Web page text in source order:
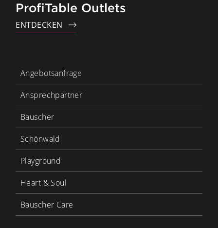
ProfiTable Outlets
ENTDECKEN
Angebotsanfrage
Ansprechpartner
Bauscher
Schönwald
Playground
Heart & Soul
Bauscher Care